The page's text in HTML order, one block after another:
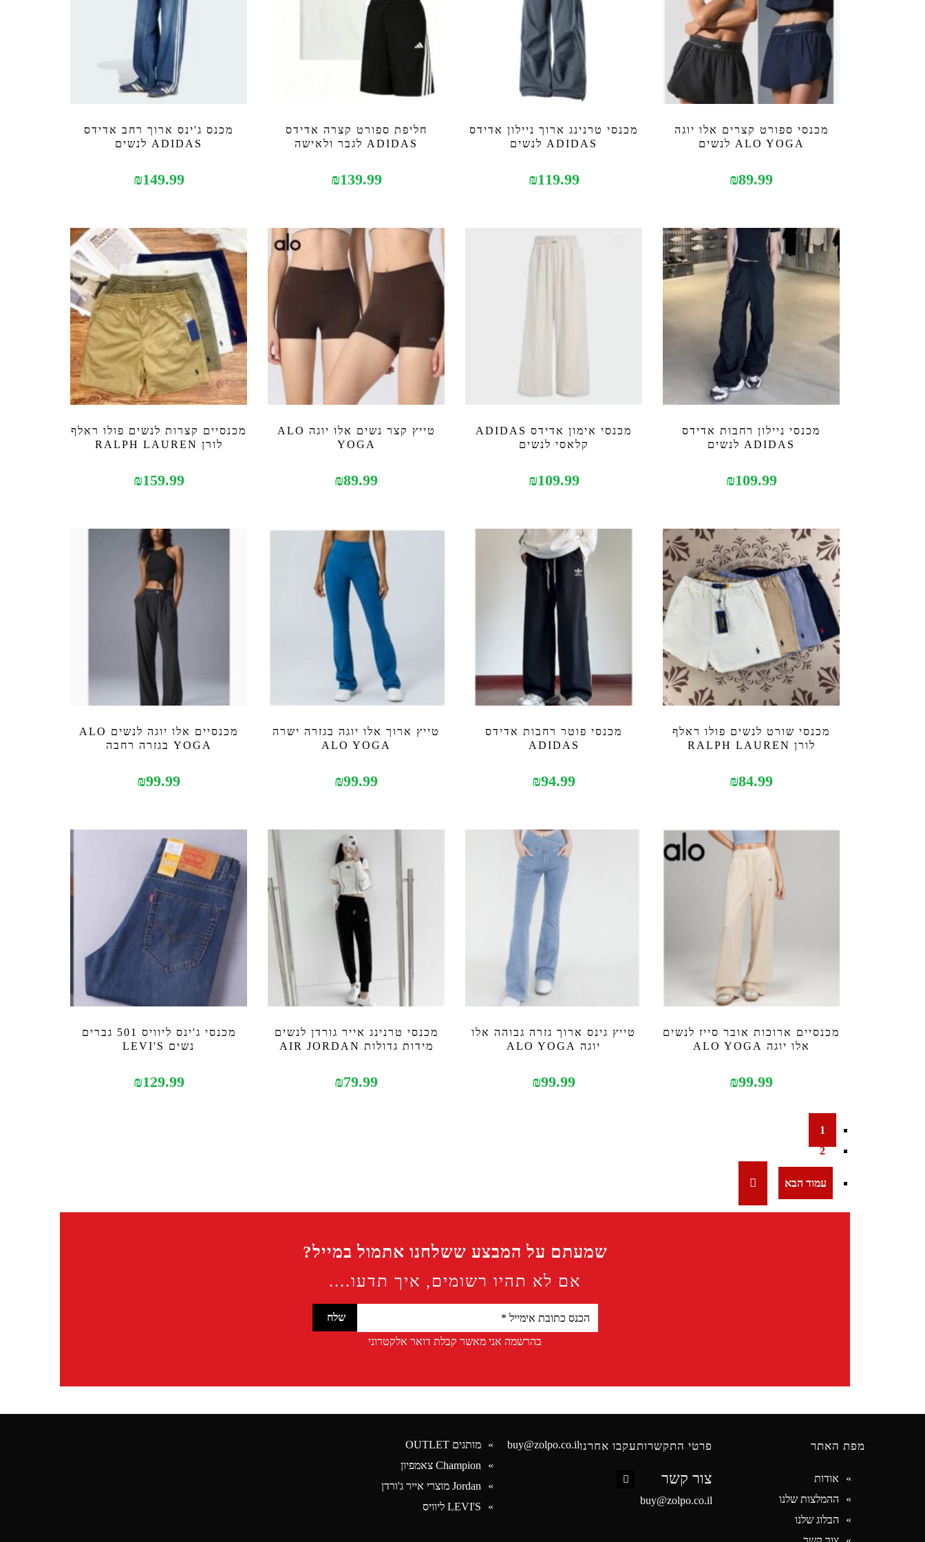
מכנסי ספורט קצרים אלו יוגה
ALO YOGA לנשים
₪89.99
מכנסי טרנינג ארוך ניילון אדידס
ADIDAS לנשים
₪119.99
חליפת ספורט קצרה אדידס
ADIDAS לגבר ולאישה
₪139.99
מכנס ג'ינס ארוך רחב אדידס
ADIDAS לנשים
₪149.99
מכנסי ניילון רחבות אדידס
ADIDAS לנשים
₪109.99
מכנסי אימון אדידס ADIDAS
קלאסי לנשים
₪109.99
טייץ קצר נשים אלו יוגה ALO
YOGA
₪89.99
מכנסיים קצרות לנשים פולו ראלף
לורן RALPH LAUREN
₪159.99
מכנסי שורט לנשים פולו ראלף
לורן RALPH LAUREN
₪84.99
מכנסי פוטר רחבות אדידס
ADIDAS
₪94.99
טייץ ארוך אלו יוגה בגזרה ישרה
ALO YOGA
₪99.99
מכנסיים אלו יוגה לנשים ALO
YOGA בגזרה רחבה
₪99.99
מכנסיים ארוכות אובר סייז לנשים
אלו יוגה ALO YOGA
₪99.99
טייץ גינס ארוך גזרה גבוהה אלו
יוגה ALO YOGA
₪99.99
מכנסי טרנינג אייר גורדן לנשים
מידות גדולות AIR JORDAN
₪79.99
מכנסי ג'ינס ליוויס 501 גברים
נשים LEVI'S
₪129.99
1
2
שמעתם על המבצע ששלחנו אתמול במייל?
אם לא תהיו רשומים, איך תדעו....
בהרשמה אני מאשר קבלת דואר אלקטרוני
מפת האתר
אודות
ההמלצות שלנו
הבלוג שלנו
פרטי התקשרות
צור קשר
buy@zolpo.co.il
עקבו אחרנוbuy@zolpo.co.il
מותגים OUTLET
Champion צאמפיון
Jordan מוצרי אייר ג'ורדן
LEVI'S ליוויס